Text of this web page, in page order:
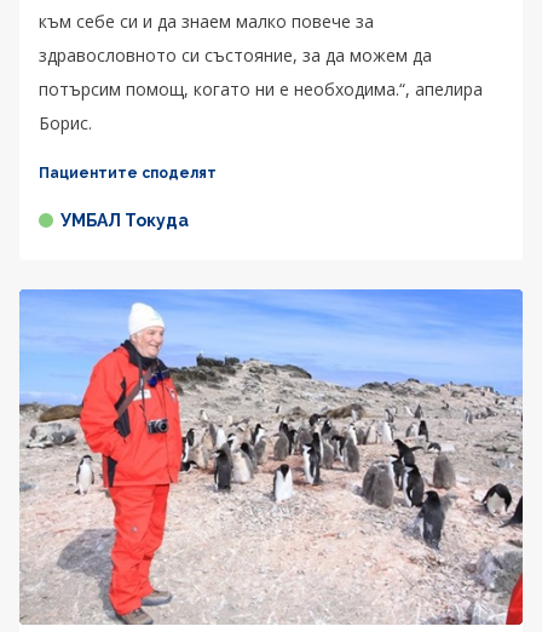
към себе си и да знаем малко повече за
здравословното си състояние, за да можем да
потърсим помощ, когато ни е необходима.“, апелира
Борис.
Пациентите споделят
УМБАЛ Токуда